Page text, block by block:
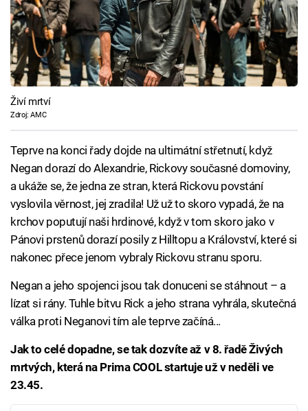
Živí mrtví
Zdroj: AMC
Teprve na konci řady dojde na ultimátní střetnutí, když
Negan dorazí do Alexandrie, Rickovy současné domoviny,
a ukáže se, že jedna ze stran, která Rickovu povstání
vyslovila věrnost, jej zradila! Už už to skoro vypadá, že na
krchov poputují naši hrdinové, když v tom skoro jako v
Pánovi prstenů dorazí posily z Hilltopu a Království, které si
nakonec přece jenom vybraly Rickovu stranu sporu.
Negan a jeho spojenci jsou tak donuceni se stáhnout – a
lízat si rány. Tuhle bitvu Rick a jeho strana vyhrála, skutečná
válka proti Neganovi tím ale teprve začíná...
Jak to celé dopadne, se tak dozvíte až v 8. řadě Živých
mrtvých, která na Prima COOL startuje už v neděli ve
23.45.